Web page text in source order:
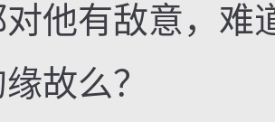
对他有敌意，难
故么？